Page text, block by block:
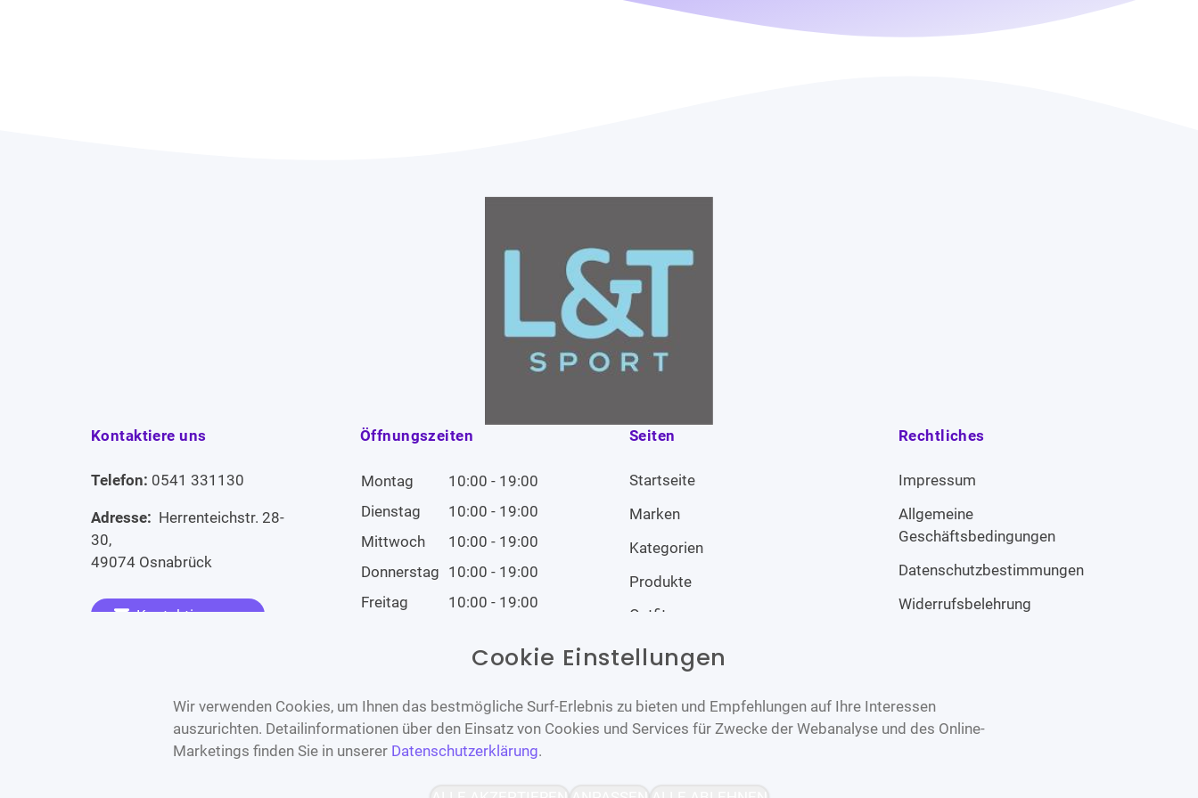
Kontaktiere uns
Telefon: 0541 331130
Adresse: Herrenteichstr. 28-
30,
49074 Osnabrück
Kontaktiere uns
Öffnungszeiten
Montag
10:00 - 19:00
Dienstag
10:00 - 19:00
Mittwoch
10:00 - 19:00
Donnerstag 10:00 - 19:00
Freitag
10:00 - 19:00
Geschlossen
Seiten
Startseite
Marken
Kategorien
Produkte
Outfits
Rechtliches
Impressum
Allgemeine
Geschäftsbedingungen
Datenschutzbestimmungen
Widerrufsbelehrung
Bereitgestellt von
Cookie Einstellungen
Wir verwenden Cookies, um Ihnen das bestmögliche Surf-Erlebnis zu bieten und Empfehlungen auf Ihre Interessen
auszurichten. Detailinformationen über den Einsatz von Cookies und Services für Zwecke der Webanalyse und des Online-
Marketings finden Sie in unserer Datenschutzerklärung.